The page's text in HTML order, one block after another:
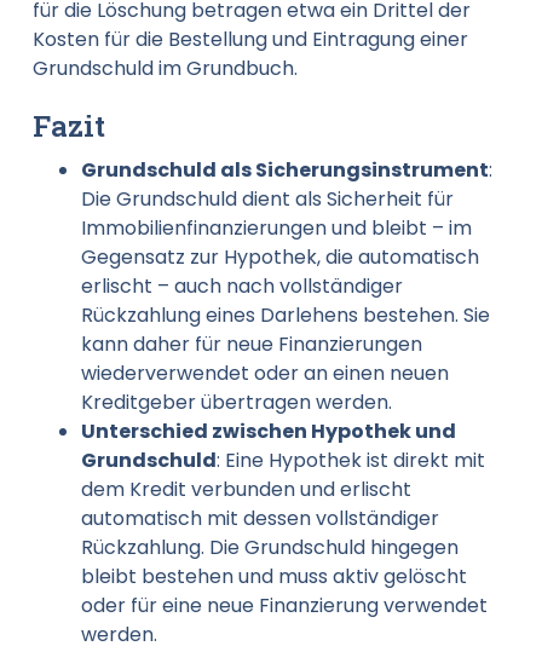
für die Löschung betragen etwa ein Drittel der
Kosten für die Bestellung und Eintragung einer
Grundschuld im Grundbuch.
Fazit
Grundschuld als Sicherungsinstrument:
Die Grundschuld dient als Sicherheit für
Immobilienfinanzierungen und bleibt – im
Gegensatz zur Hypothek, die automatisch
erlischt – auch nach vollständiger
Rückzahlung eines Darlehens bestehen. Sie
kann daher für neue Finanzierungen
wiederverwendet oder an einen neuen
Kreditgeber übertragen werden.
Unterschied zwischen Hypothek und
Grundschuld: Eine Hypothek ist direkt mit
dem Kredit verbunden und erlischt
automatisch mit dessen vollständiger
Rückzahlung. Die Grundschuld hingegen
bleibt bestehen und muss aktiv gelöscht
oder für eine neue Finanzierung verwendet
werden.